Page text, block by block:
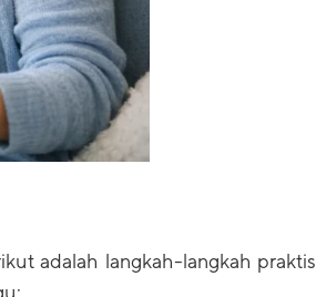
adalah langkah-langkah praktis